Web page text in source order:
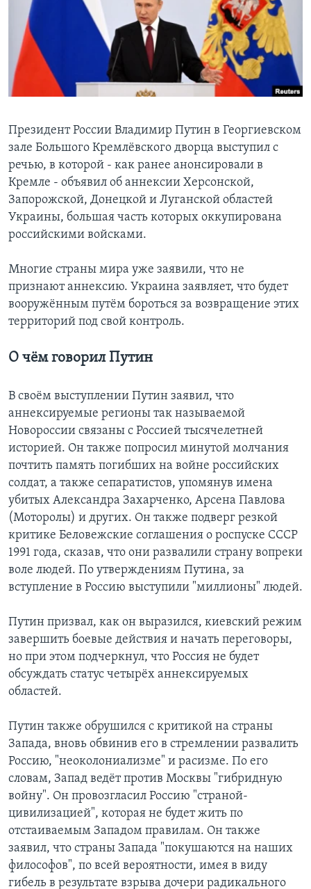
Learning English
СОЦИАЛЬНЫЕ СЕТИ
Языки
Президент России Владимир Путин в Георгиевском
зале Большого Кремлёвского дворца выступил с
речью, в которой - как ранее анонсировали в
Кремле - объявил об аннексии Херсонской,
Запорожской, Донецкой и Луганской областей
Украины, большая часть которых оккупирована
российскими войсками.
Многие страны мира уже заявили, что не
признают аннексию. Украина заявляет, что будет
вооружённым путём бороться за возвращение этих
территорий под свой контроль.
О чём говорил Путин
В своём выступлении Путин заявил, что
аннексируемые регионы так называемой
Новороссии связаны с Россией тысячелетней
историей. Он также попросил минутой молчания
почтить память погибших на войне российских
солдат, а также сепаратистов, упомянув имена
убитых Александра Захарченко, Арсена Павлова
(Моторолы) и других. Он также подверг резкой
критике Беловежские соглашения о роспуске СССР
1991 года, сказав, что они развалили страну вопреки
воле людей. По утверждениям Путина, за
вступление в Россию выступили "миллионы" людей.
Путин призвал, как он выразился, киевский режим
завершить боевые действия и начать переговоры,
но при этом подчеркнул, что Россия не будет
обсуждать статус четырёх аннексируемых
областей.
Путин также обрушился с критикой на страны
Запада, вновь обвинив его в стремлении развалить
Россию, "неоколониализме" и расизме. По его
словам, Запад ведёт против Москвы "гибридную
войну". Он провозгласил Россию "страной-
цивилизацией", которая не будет жить по
отстаиваемым Западом правилам. Он также
заявил, что страны Запада "покушаются на наших
философов", по всей вероятности, имея в виду
гибель в результате взрыва дочери радикального